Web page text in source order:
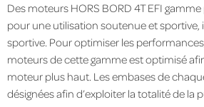
Des moteurs HORS BORD 4T EFI
pour une utilisation soutenue et sportive,
sportive. Pour optimiser les
moteurs de cette gamme est optimisé
moteur plus haut. Les embases de
désignées afin d’exploiter la totalité de la